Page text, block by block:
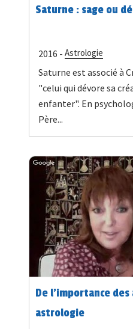
Saturne : sage ou
2016 - Astrologie
Saturne est associé à
"celui qui dévore sa
enfanter". En
Père...
De l’importance
astrologie